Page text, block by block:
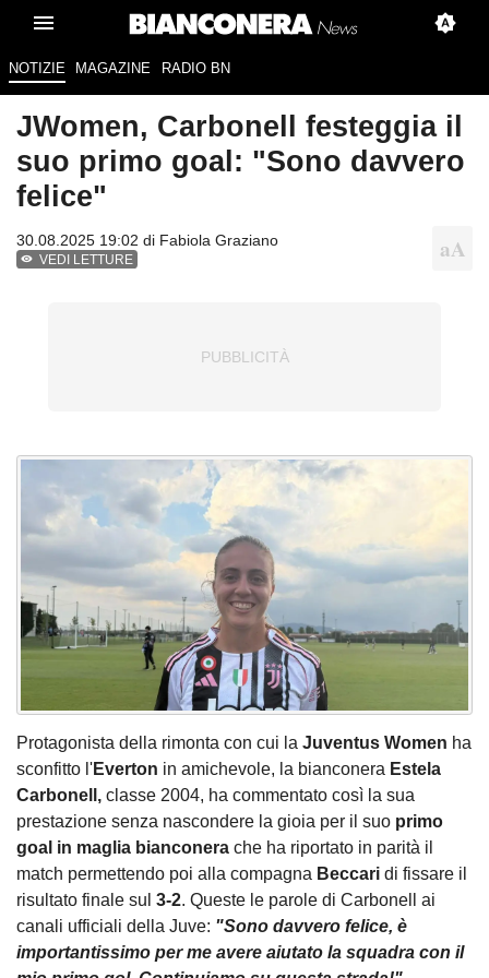
NOTIZIE MAGAZINE RADIO BN
JWomen, Carbonell festeggia il
suo primo goal: "Sono davvero
felice"
30.08.2025 19:02 di Fabiola Graziano
VEDI LETTURE
Protagonista della rimonta con cui la Juventus Women ha
sconfitto l'Everton in amichevole, la bianconera Estela
Carbonell, classe 2004, ha commentato così la sua
prestazione senza nascondere la gioia per il suo primo
goal in maglia bianconera che ha riportato in parità il
match permettendo poi alla compagna Beccari di fissare il
risultato finale sul 3-2. Queste le parole di Carbonell ai
canali ufficiali della Juve: "Sono davvero felice, è
importantissimo per me avere aiutato la squadra con il